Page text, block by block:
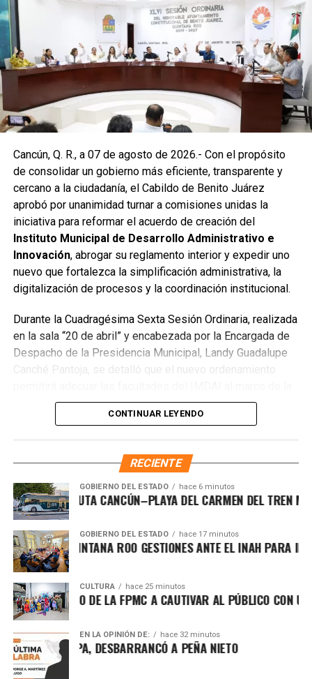
solicitud de vecinos mediante el desazolve de un pozo
pluvial localizado en el cruce de la Calle 53 con Calle 112.
Con apoyo de una máquina perforadora y una unidad
Vactor, se liberó el captador para prevenir
encharcamientos y mejorar el flujo hidráulico, lo que fue
reconocido por la comunidad como una respuesta
oportuna del gobierno municipal.
se reconstruyó la losa de bóveda y se instaló una nueva
rejilla en un pozo dañado por el tránsito de vehículos
pesados. De manera simultánea, se recuperó un espacio
público utilizado como basurero clandestino, del cual se
han retirado aproximadamente 150 toneladas de
escombros, cacharros y desechos vegetales. Se estima
que el saneamiento concluirá en dos días.
Finalmente, las Unidades Verdes de SIRESOL Cancún
convertirse en punto de disposición ilegal de basura. El
Ayuntamiento exhortó a la ciudadanía a reportar estas
prácticas y sumarse al esfuerzo colectivo para mantener
un Cancún limpio y con prosperidad compartida.
Fuente: 5to Poder Agencia de Noticias
Recibe las noticias al instante
Cancún, Q. R., a 07 de agosto de 2026.- Con el propósito
de consolidar un gobierno más eficiente, transparente y
cercano a la ciudadanía, el Cabildo de Benito Juárez
aprobó por unanimidad turnar a comisiones unidas la
iniciativa para reformar el acuerdo de creación del
Instituto Municipal de Desarrollo Administrativo e
Innovación, abrogar su reglamento interior y expedir uno
nuevo que fortalezca la simplificación administrativa, la
digitalización de procesos y la coordinación institucional.
Durante la Cuadragésima Sexta Sesión Ordinaria, realizada
en la sala “20 de abril” y encabezada por la Encargada de
Despacho de la Presidencia Municipal, Landy Guadalupe
Canché Pantoja, se detalló que el nuevo ordenamiento
Ley Nacional para Eliminar Trámites Burocráticos
mediante la instauración de la Autoridad Municipal de
Simplificación y Digitalización. Con ello, se busca agilizar
trámites, reducir cargas administrativas y mejorar la
CONTINUAR LEYENDO
RECIENTE
GOBIERNO DEL ESTADO hace 6 minutos
LA RUTA CANCÚN–PLAYA DEL CARMEN DEL TREN MAYA
GOBIERNO DEL ESTADO hace 17 minutos
QUINTANA ROO GESTIONES ANTE EL INAH PARA
CULTURA hace 25 minutos
EL CORO DE LA FPMC A CAUTIVAR AL PÚBLICO CON UN
EN LA OPINIÓN DE: hace 32 minutos
AYOTZINAPA, DESBARRANCÓ A PEÑA NIETO